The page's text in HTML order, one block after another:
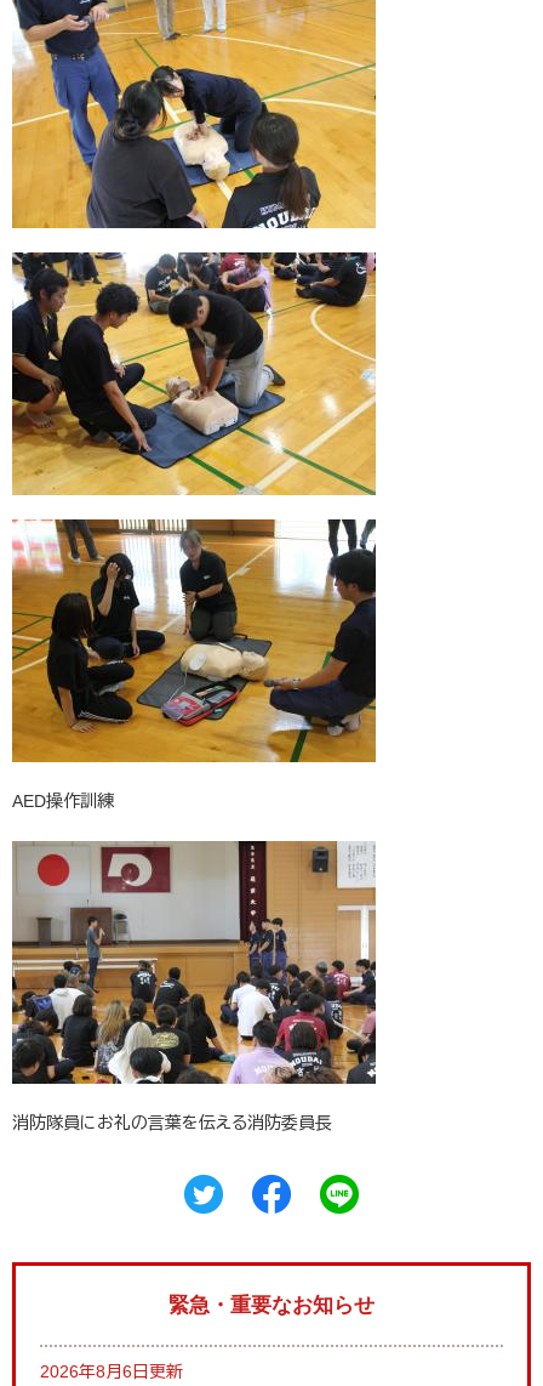
AED操作訓練
消防隊員にお礼の言葉を伝える消防委員長
緊急・重要なお知らせ
2026年8月6日更新